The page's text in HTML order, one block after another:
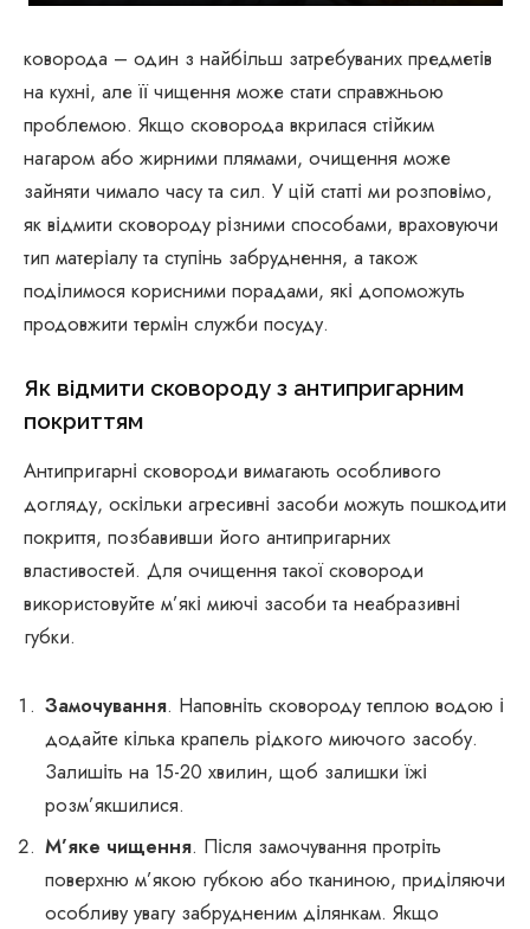
коворода – один з найбільш затребуваних предметів
на кухні, але її чищення може стати справжньою
проблемою. Якщо сковорода вкрилася стійким
нагаром або жирними плямами, очищення може
зайняти чимало часу та сил. У цій статті ми розповімо,
як відмити сковороду різними способами, враховуючи
тип матеріалу та ступінь забруднення, а також
поділимося корисними порадами, які допоможуть
продовжити термін служби посуду.
Як відмити сковороду з антипригарним
покриттям
Антипригарні сковороди вимагають особливого
догляду, оскільки агресивні засоби можуть пошкодити
покриття, позбавивши його антипригарних
властивостей. Для очищення такої сковороди
використовуйте м’які миючі засоби та неабразивні
губки.
Замочування. Наповніть сковороду теплою водою і
додайте кілька крапель рідкого миючого засобу.
Залишіть на 15-20 хвилин, щоб залишки їжі
розм’якшилися.
М’яке чищення. Після замочування протріть
поверхню м’якою губкою або тканиною, приділяючи
особливу увагу забрудненим ділянкам. Якщо